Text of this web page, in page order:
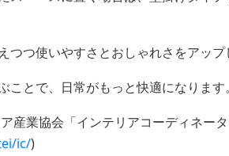
つ使いやすさとおしゃれさをアップ
とで、日常がもっと快適になります。
産業協会「インテリアコーディネー
ic/)